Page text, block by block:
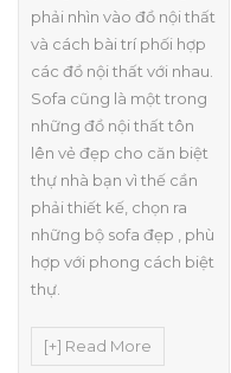
phải nhìn vào đồ nội thất
và cách bài trí phối hợp
các đồ nội thất với nhau.
Sofa cũng là một trong
những đồ nội thất tôn
lên vẻ đẹp cho căn biệt
thự nhà bạn vì thế cần
phải thiết kế, chọn ra
những bộ sofa đẹp , phù
hợp với phong cách biệt
thự.
[+] Read More